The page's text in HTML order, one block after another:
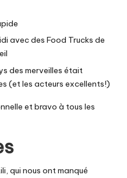
avec des Food Trucks de
des merveilles était
(et les acteurs excellents!)
et bravo à tous les
qui nous ont manqué